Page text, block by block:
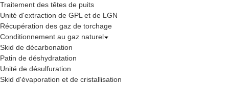
Traitement des têtes de puits
Unité d'extraction de GPL et de LGN
Récupération des gaz de torchage
Conditionnement au gaz naturel
Skid de décarbonation
Patin de déshydratation
Unité de désulfuration
Skid d'évaporation et de cristallisation